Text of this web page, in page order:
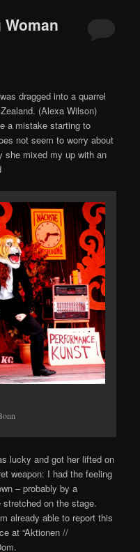
dragged into a quarrel
(Alexa Wilson)
a mistake starting to
not seem to worry about
she mixed my up with an
lucky and got her lifted on
weapon: I had the feeling
– probably by a
on the stage.
already able to report this
at “Aktionen //